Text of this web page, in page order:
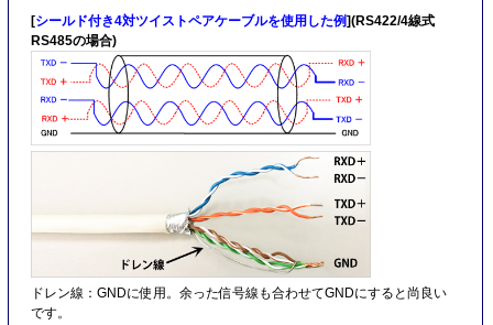
[シールド付き4対ツイストペアケーブルを使用した例](RS422/4線式
RS485の場合)
ドレン線：GNDに使用。余った信号線も合わせてGNDにすると尚良い
です。